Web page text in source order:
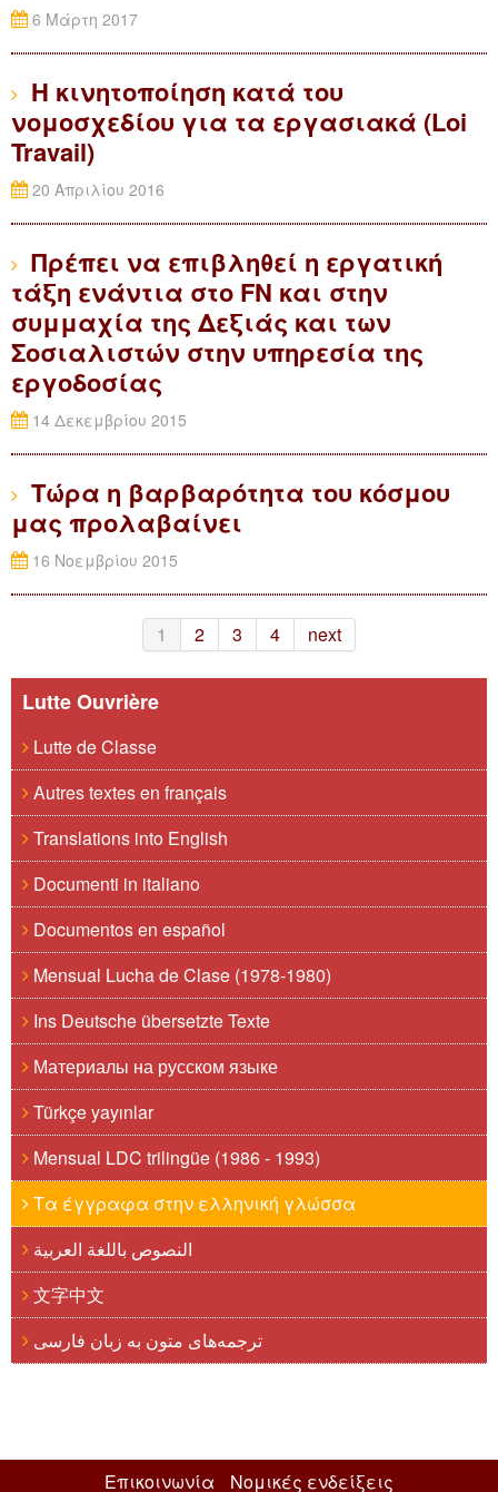
6 Μάρτη 2017
Η κινητοποίηση κατά του
νομοσχεδίου για τα εργασιακά (Loi
Travail)
20 Απριλίου 2016
Πρέπει να επιβληθεί η εργατική
τάξη ενάντια στο FN και στην
συμμαχία της Δεξιάς και των
Σοσιαλιστών στην υπηρεσία της
εργοδοσίας
14 Δεκεμβρίου 2015
Τώρα η βαρβαρότητα του κόσμου
μας προλαβαίνει
16 Νοεμβρίου 2015
1 2 3 4 next
Lutte Ouvrière
Lutte de Classe
Autres textes en français
Translations into English
Documenti in italiano
Documentos en español
Mensual Lucha de Clase (1978-1980)
Ins Deutsche übersetzte Texte
Материалы на русском языке
Türkçe yayınlar
Mensual LDC trilingüe (1986 - 1993)
Τα έγγραφα στην ελληνική γλώσσα
النصوص باللغة العربية
文字中文
ترجمه‌های متون به زبان فارسی
Επικοινωνία Νομικές ενδείξεις